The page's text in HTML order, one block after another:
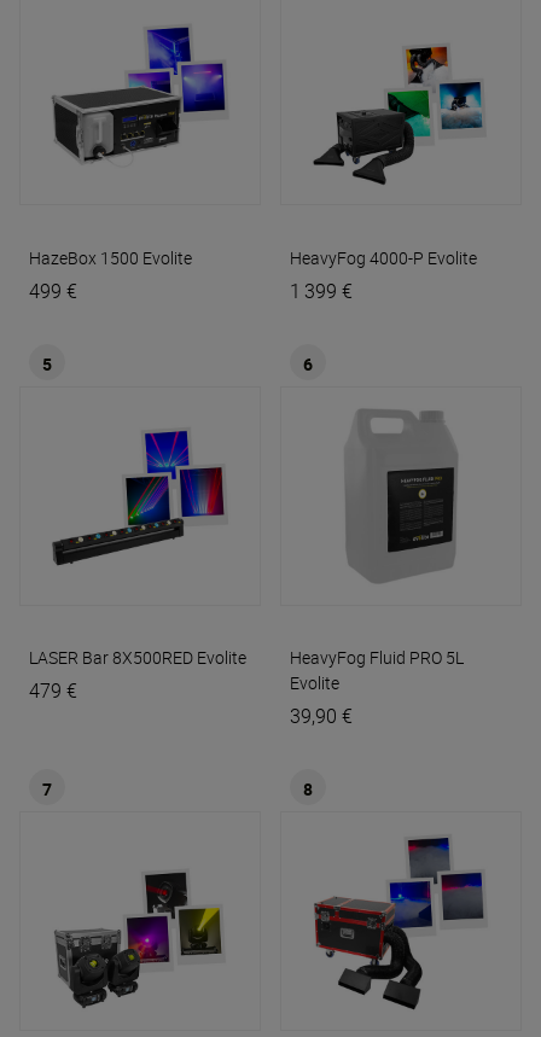
HazeBox 1500 Evolite
499 €
HeavyFog 4000-P Evolite
1 399 €
5
LASER Bar 8X500RED Evolite
479 €
6
HeavyFog Fluid PRO 5L
Evolite
39,90 €
7 8